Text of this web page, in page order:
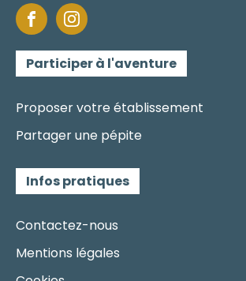
Participer à l'aventure
Proposer votre établissement
Partager une pépite
Infos pratiques
Contactez-nous
Mentions légales